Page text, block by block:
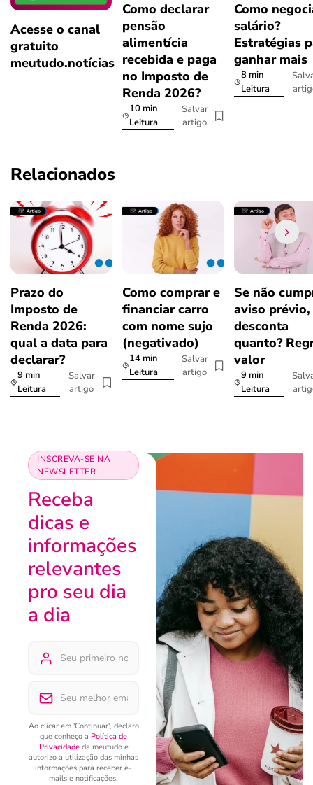
Acesse o canal
gratuito
meutudo.notícias
Como declarar
pensão
alimentícia
recebida e paga
no Imposto de
Renda 2026?
10 min
Leitura
Salvar
artigo
Como
salário?
Estratégias
ganhar mais
8 min
Leitura
Relacionados
Prazo do
Imposto de
Renda 2026:
qual a data para
declarar?
9 min
Leitura
Salvar
artigo
Como comprar e
financiar carro
com nome sujo
(negativado)
14 min
Leitura
Salvar
artigo
Se não
aviso prévio,
desconta
quanto?
valor
9 min
Leitura
INSCREVA-SE NA
NEWSLETTER
Receba
dicas e
informações
relevantes
pro seu dia
a dia
Ao clicar em 'Continuar', declaro
que conheço a Política de
Privacidadeda meutudo e
autorizo a utilização das minhas
informações para receber e-
mails e notificações.